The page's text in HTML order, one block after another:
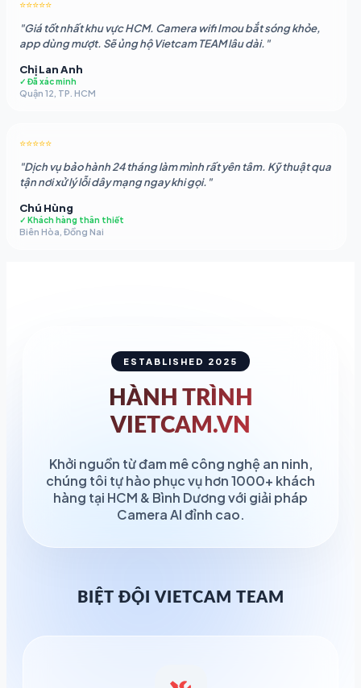
⭐⭐⭐⭐⭐
"Giá tốt nhất khu vực HCM. Camera wifi Imou bắt sóng khỏe,
app dùng mượt. Sẽ ủng hộ Vietcam TEAM lâu dài."
Chị Lan Anh
✓ Đã xác minh
Quận 12, TP. HCM
⭐⭐⭐⭐⭐
"Dịch vụ bảo hành 24 tháng làm mình rất yên tâm. Kỹ thuật qua
tận nơi xử lý lỗi dây mạng ngay khi gọi."
Chú Hùng
✓ Khách hàng thân thiết
Biên Hòa, Đồng Nai
ESTABLISHED 2025
HÀNH TRÌNH
VIETCAM.VN
Khởi nguồn từ đam mê công nghệ an ninh,
chúng tôi tự hào phục vụ hơn 1000+ khách
hàng tại HCM & Bình Dương với giải pháp
Camera AI đỉnh cao.
BIỆT ĐỘI VIETCAM TEAM